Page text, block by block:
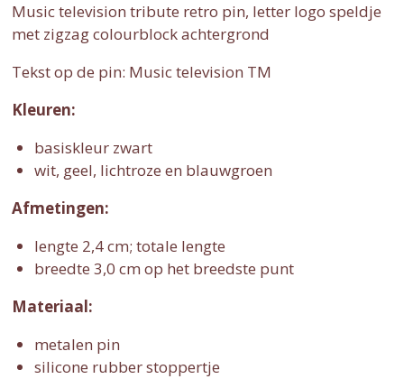
Music television tribute retro pin, letter logo speldje
met zigzag colourblock achtergrond
Tekst op de pin: Music television TM
Kleuren:
basiskleur zwart
wit, geel, lichtroze en blauwgroen
Afmetingen:
lengte 2,4 cm; totale lengte
breedte 3,0 cm op het breedste punt
Materiaal:
metalen pin
silicone rubber stoppertje